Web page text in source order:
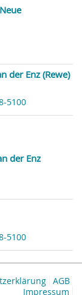
der Enz (Rewe)
5100
der Enz
5100
AGB
Impressum